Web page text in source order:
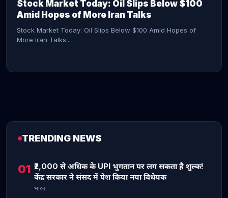
Stock Market Today: Oil Slips Below $100
Amid Hopes of More Iran Talks
Stock Market Today: Oil Slips Below $100 Amid Hopes of
More Iran Talks...
TRENDING NEWS
01 ₹2,000 से अधिक के UPI भुगतान पर लग सकता है शुल्क!
केंद्र सरकार ने संसद में पेश किया नया विधेयक
भारत